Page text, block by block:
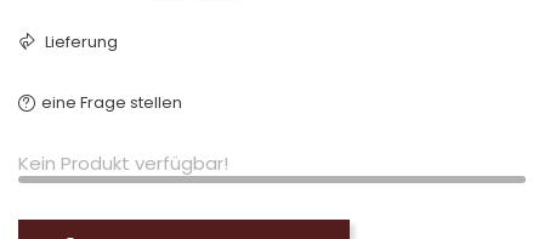
Lieferung
eine Frage stellen
Kein Produkt verfügbar!